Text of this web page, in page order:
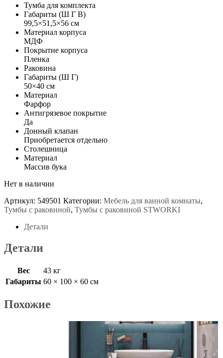
Тумба для комплекта
Габариты (Ш Г В)
99,5×51,5×56 см
Материал корпуса
МДФ
Покрытие корпуса
Пленка
Раковина
Габариты (Ш Г)
50×40 см
Материал
Фарфор
Антигрязевое покрытие
Да
Донный клапан
Приобретается отдельно
Столешница
Материал
Массив бука
Нет в наличии
Артикул: 549501 Категории: Мебель для ванной комнаты,
Тумбы с раковиной, Тумбы с раковиной STWORKI
Детали
Детали
Вес
43 кг
Габариты 60 × 100 × 60 см
Похожие